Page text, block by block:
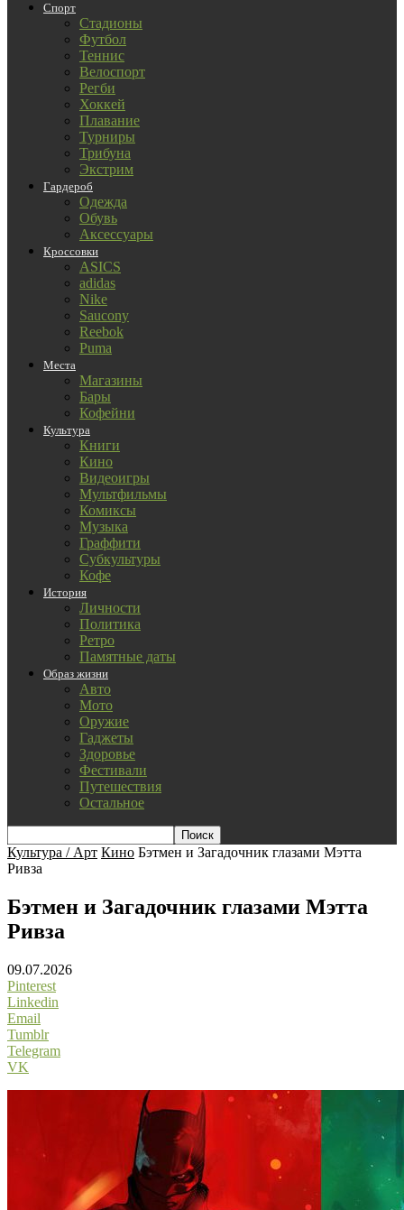
Спорт
Стадионы
Футбол
Теннис
Велоспорт
Регби
Хоккей
Плавание
Турниры
Трибуна
Экстрим
Гардероб
Одежда
Обувь
Аксессуары
Кроссовки
ASICS
adidas
Nike
Saucony
Reebok
Puma
Места
Магазины
Бары
Кофейни
Культура
Книги
Кино
Видеоигры
Мультфильмы
Комиксы
Музыка
Граффити
Субкультуры
Кофе
История
Личности
Политика
Ретро
Памятные даты
Образ жизни
Авто
Мото
Оружие
Гаджеты
Здоровье
Фестивали
Путешествия
Остальное
Культура / Арт Кино Бэтмен и Загадочник глазами Мэтта
Ривза
Бэтмен и Загадочник глазами Мэтта
Ривза
09.07.2026
Pinterest
Linkedin
Email
Tumblr
Telegram
VK